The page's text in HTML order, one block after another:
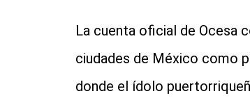
La cuenta oficial de Ocesa
ciudades de México como
donde el ídolo